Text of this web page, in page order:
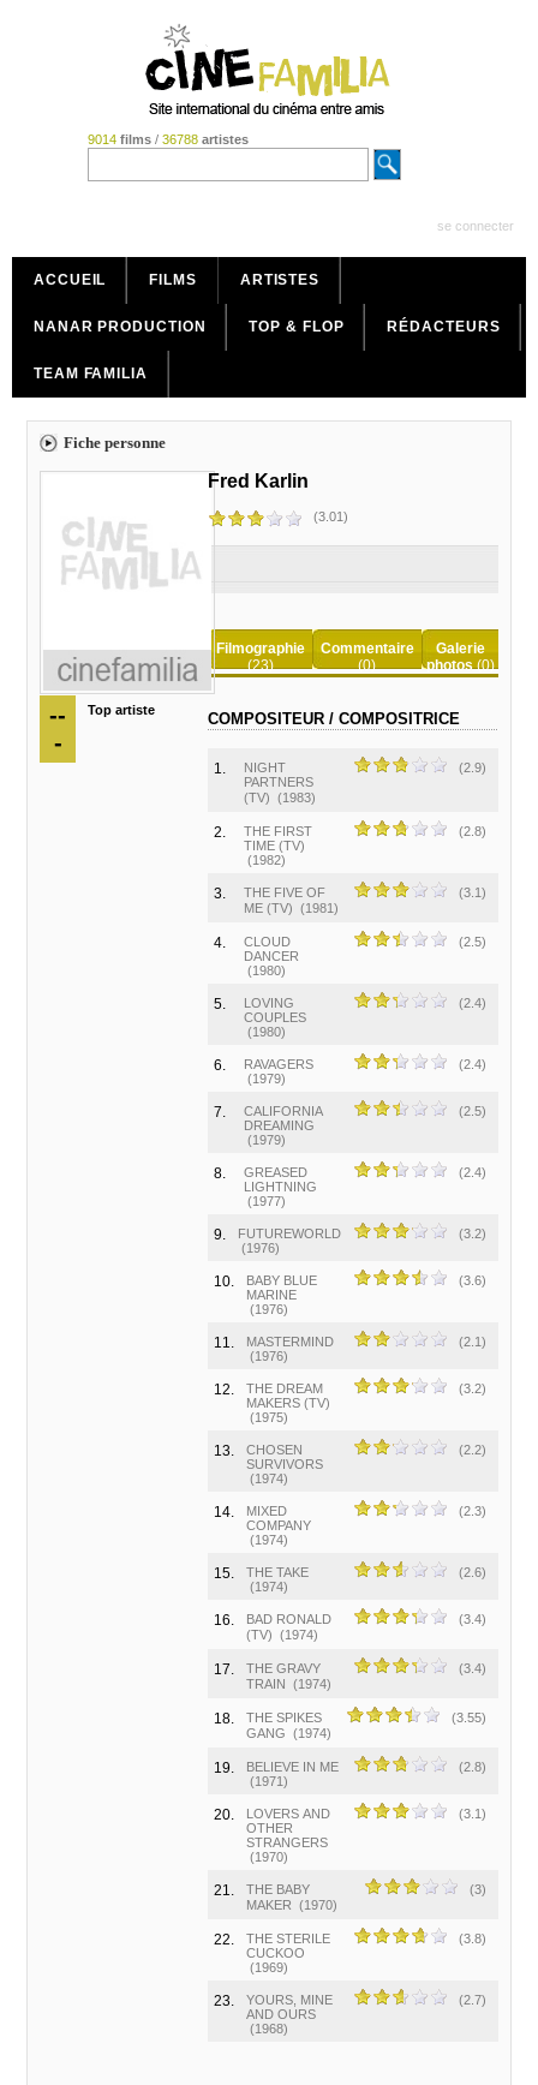
9014 films/ 36788 artistes
se connecter
ACCUEIL FILMS ARTISTES
NANAR PRODUCTION TOP & FLOP RÉDACTEURS
TEAM FAMILIA
Fiche personne
--
-
Top artiste
Fred Karlin
(3.01)
Filmographie
(23)
Commentaire
(0)
Galerie
photos(0)
COMPOSITEUR / COMPOSITRICE
1.
NIGHT
PARTNERS
(TV) (1983)
(2.9)
2.
THE FIRST
TIME (TV)
(1982)
(2.8)
3.
THE FIVE OF
ME (TV) (1981)
(3.1)
4.
CLOUD
DANCER
(1980)
(2.5)
5.
LOVING
COUPLES
(1980)
(2.4)
6.
RAVAGERS
(1979)
(2.4)
7.
CALIFORNIA
DREAMING
(1979)
(2.5)
8.
GREASED
LIGHTNING
(1977)
(2.4)
9.
FUTUREWORLD
(1976)
(3.2)
10.
BABY BLUE
MARINE
(1976)
(3.6)
11.
MASTERMIND
(1976)
(2.1)
12.
THE DREAM
MAKERS (TV)
(1975)
(3.2)
13.
CHOSEN
SURVIVORS
(1974)
(2.2)
14.
MIXED
COMPANY
(1974)
(2.3)
15.
THE TAKE
(1974)
(2.6)
16.
BAD RONALD
(TV) (1974)
(3.4)
17.
THE GRAVY
TRAIN (1974)
(3.4)
18.
THE SPIKES
GANG (1974)
(3.55)
19.
BELIEVE IN ME
(1971)
(2.8)
20.
LOVERS AND
OTHER
STRANGERS
(1970)
(3.1)
21.
THE BABY
MAKER (1970)
(3)
22.
THE STERILE
CUCKOO
(1969)
(3.8)
23.
YOURS, MINE
AND OURS
(1968)
(2.7)